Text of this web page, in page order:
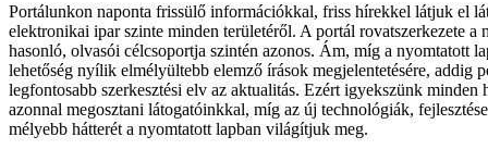
Portálunkon naponta frissülő információkkal, friss hírekkel látjuk el
elektronikai ipar szinte minden területéről. A portál rovatszerkezete a
hasonló, olvasói célcsoportja szintén azonos. Ám, míg a nyomtatott
lehetőség nyílik elmélyültebb elemző írások megjelentetésére, addig
legfontosabb szerkesztési elv az aktualitás. Ezért igyekszünk minden
azonnal megosztani látogatóinkkal, míg az új technológiák,
mélyebb hátterét a nyomtatott lapban világítjuk meg.